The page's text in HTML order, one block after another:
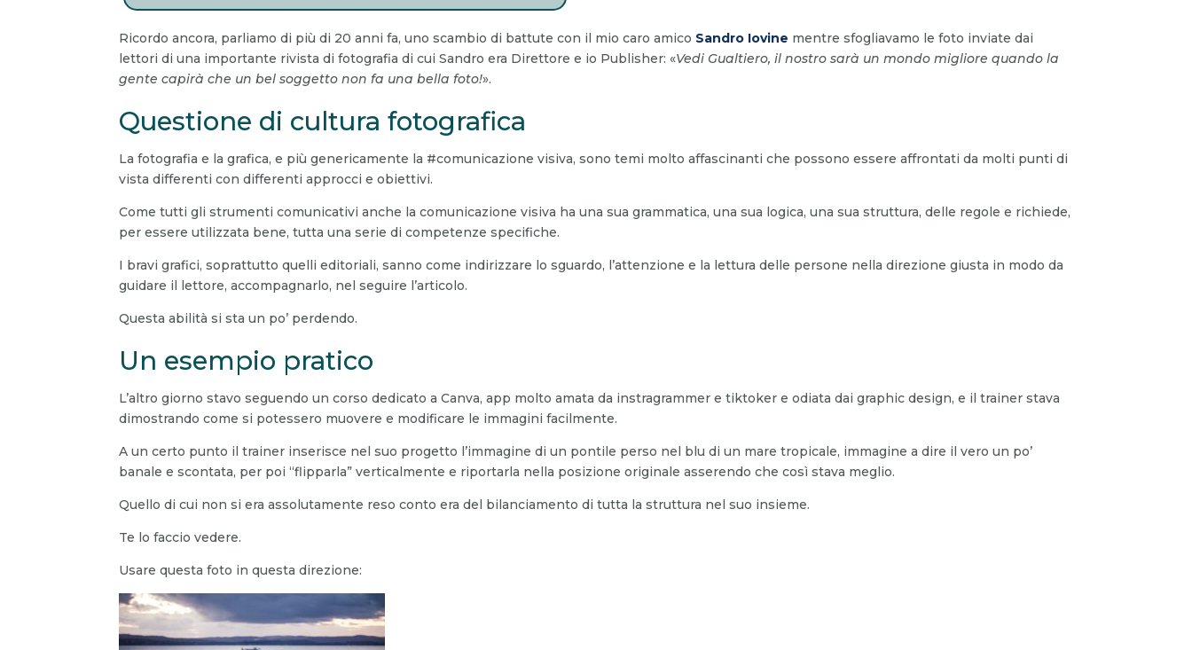
Ricordo ancora, parliamo di più di 20 anni fa, uno scambio di battute con il mio caro amico Sandro Iovine mentre sfogliavamo le foto inviate dai
lettori di una importante rivista di fotografia di cui Sandro era Direttore e io Publisher: «Vedi Gualtiero, il nostro sarà un mondo migliore quando la
gente capirà che un bel soggetto non fa una bella foto!».
Questione di cultura fotografica
La fotografia e la grafica, e più genericamente la #comunicazione visiva, sono temi molto affascinanti che possono essere affrontati da molti punti di
vista differenti con differenti approcci e obiettivi.
Come tutti gli strumenti comunicativi anche la comunicazione visiva ha una sua grammatica, una sua logica, una sua struttura, delle regole e richiede,
per essere utilizzata bene, tutta una serie di competenze specifiche.
I bravi grafici, soprattutto quelli editoriali, sanno come indirizzare lo sguardo, l’attenzione e la lettura delle persone nella direzione giusta in modo da
guidare il lettore, accompagnarlo, nel seguire l’articolo.
Questa abilità si sta un po’ perdendo.
Un esempio pratico
L’altro giorno stavo seguendo un corso dedicato a Canva, app molto amata da instragrammer e tiktoker e odiata dai graphic design, e il trainer stava
dimostrando come si potessero muovere e modificare le immagini facilmente.
A un certo punto il trainer inserisce nel suo progetto l’immagine di un pontile perso nel blu di un mare tropicale, immagine a dire il vero un po’
banale e scontata, per poi “flipparla” verticalmente e riportarla nella posizione originale asserendo che così stava meglio.
Quello di cui non si era assolutamente reso conto era del bilanciamento di tutta la struttura nel suo insieme.
Te lo faccio vedere.
Usare questa foto in questa direzione: